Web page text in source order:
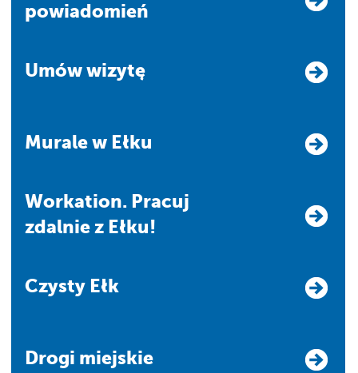
powiadomień
Umów wizytę
Murale w Ełku
Workation. Pracuj
zdalnie z Ełku!
Czysty Ełk
Drogi miejskie